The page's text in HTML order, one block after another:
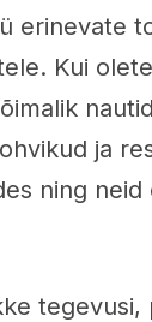
erinevate
Kui
ja
ning
tegevusi,